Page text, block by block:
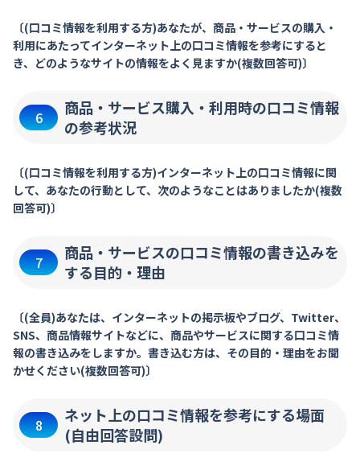
〔(口コミ情報を利用する方)あなたが、商品・サービスの購入・
利用にあたってインターネット上の口コミ情報を参考にすると
き、どのようなサイトの情報をよく見ますか(複数回答可)〕
6
商品・サービス購入・利用時の口コミ情報
の参考状況
〔(口コミ情報を利用する方)インターネット上の口コミ情報に関
して、あなたの行動として、次のようなことはありましたか(複数
回答可)〕
7
商品・サービスの口コミ情報の書き込みを
する目的・理由
〔(全員)あなたは、インターネットの掲示板やブログ、Twitter、
SNS、商品情報サイトなどに、商品やサービスに関する口コミ情
報の書き込みをしますか。書き込む方は、その目的・理由をお聞
かせください(複数回答可)〕
8
ネット上の口コミ情報を参考にする場面
(自由回答設問)